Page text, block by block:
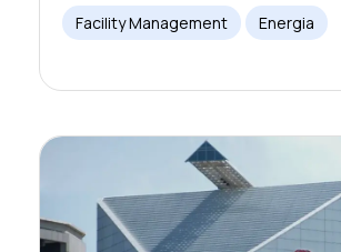
Facility Management Energia